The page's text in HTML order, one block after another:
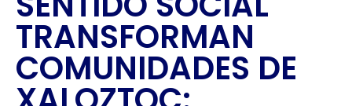
TRANSFORMAN
COMUNIDADES DE